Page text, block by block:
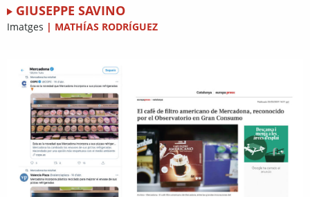
GIUSEPPE SAVINO
Imatges | MATHÍAS RODRÍGUEZ